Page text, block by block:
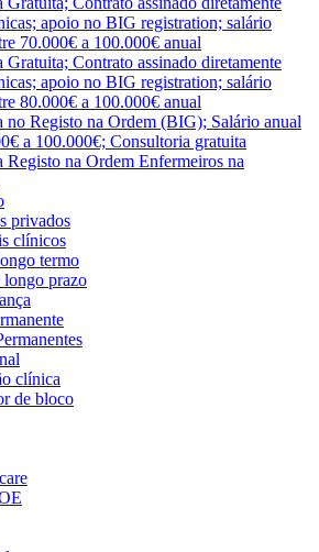
apoio no BIG registration; salário
70.000€ a 100.000€ anual
Gratuita; Contrato assinado diretamente
apoio no BIG registration; salário
80.000€ a 100.000€ anual
no Registo na Ordem (BIG); Salário anual
a 100.000€; Consultoria gratuita
Registo na Ordem Enfermeiros na
privados
clínicos
termo
longo prazo
clínica
de bloco